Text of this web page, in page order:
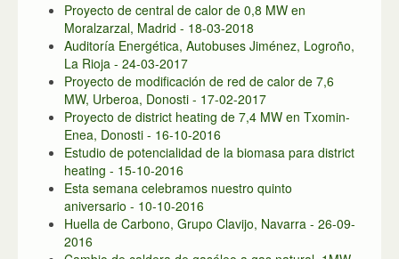
Proyecto de central de calor de 0,8 MW en
Moralzarzal, Madrid - 18-03-2018
Auditoría Energética, Autobuses Jiménez, Logroño,
La Rioja - 24-03-2017
Proyecto de modificación de red de calor de 7,6
MW, Urberoa, Donosti - 17-02-2017
Proyecto de district heating de 7,4 MW en Txomin-
Enea, Donosti - 16-10-2016
Estudio de potencialidad de la biomasa para district
heating - 15-10-2016
Esta semana celebramos nuestro quinto
aniversario - 10-10-2016
Huella de Carbono, Grupo Clavijo, Navarra - 26-09-
2016